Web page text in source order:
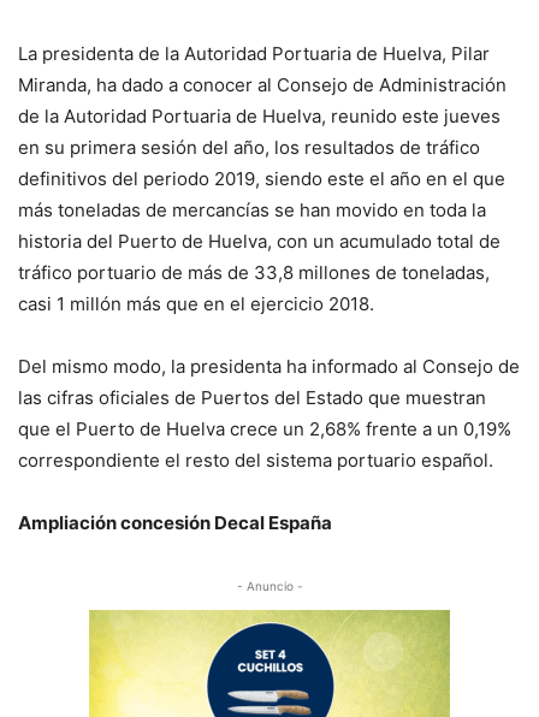
La presidenta de la Autoridad Portuaria de Huelva, Pilar
Miranda, ha dado a conocer al Consejo de Administración
de la Autoridad Portuaria de Huelva, reunido este jueves
en su primera sesión del año, los resultados de tráfico
definitivos del periodo 2019, siendo este el año en el que
más toneladas de mercancías se han movido en toda la
historia del Puerto de Huelva, con un acumulado total de
tráfico portuario de más de 33,8 millones de toneladas,
casi 1 millón más que en el ejercicio 2018.
Del mismo modo, la presidenta ha informado al Consejo de
las cifras oficiales de Puertos del Estado que muestran
que el Puerto de Huelva crece un 2,68% frente a un 0,19%
correspondiente el resto del sistema portuario español.
Ampliación concesión Decal España
- Anuncio -